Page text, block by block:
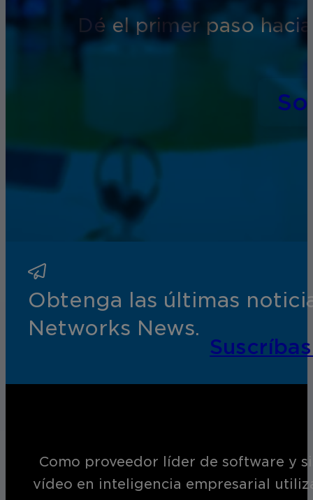
Dé el primer paso
Obtenga las últimas
Networks News.
Como proveedor líder de software y
vídeo en inteligencia empresarial